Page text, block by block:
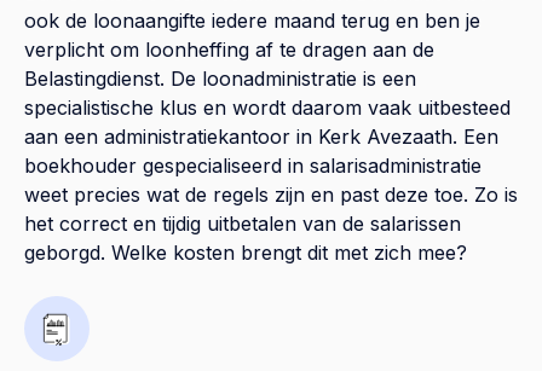
ook de loonaangifte iedere maand terug en ben je
verplicht om loonheffing af te dragen aan de
Belastingdienst. De loonadministratie is een
specialistische klus en wordt daarom vaak uitbesteed
aan een administratiekantoor in Kerk Avezaath. Een
boekhouder gespecialiseerd in salarisadministratie
weet precies wat de regels zijn en past deze toe. Zo is
het correct en tijdig uitbetalen van de salarissen
geborgd. Welke kosten brengt dit met zich mee?